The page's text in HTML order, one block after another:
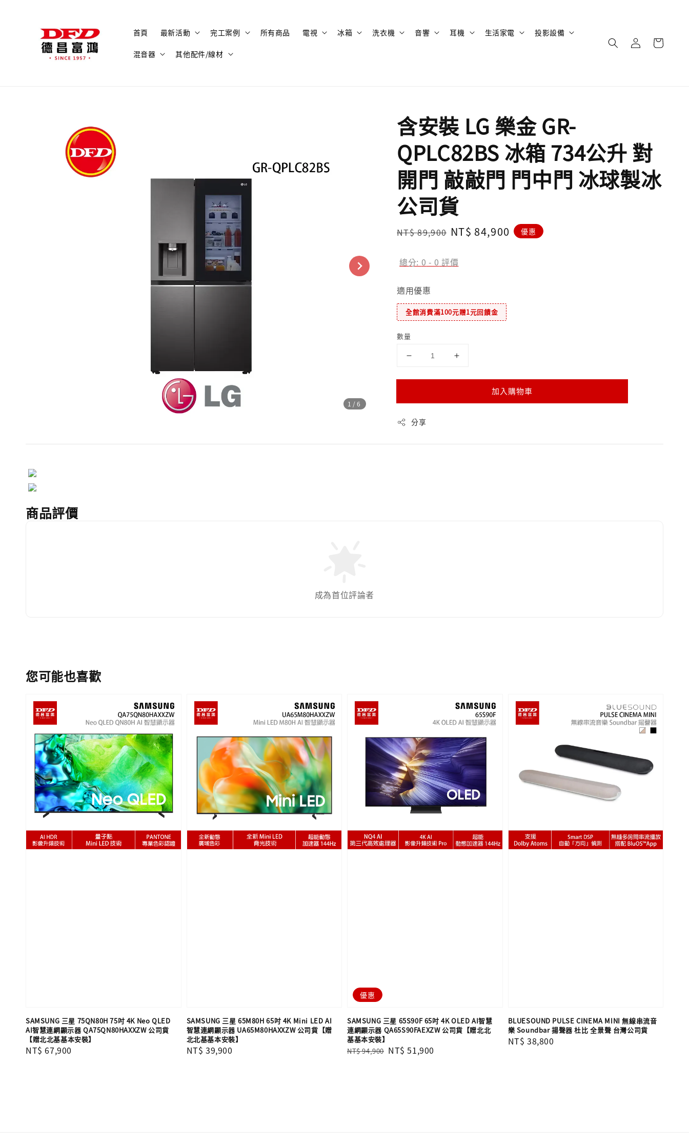
首頁 最新活動 完工案例 所有商品 電視 冰箱 洗衣機 音響 耳機 生活家電 投影設備
混音器 其他配件/線材
1 /6
含安裝 LG 樂金 GR-
QPLC82BS 冰箱 734公升 對
開門 敲敲門 門中門 冰球製冰
公司貨
Regular
NT$ 89,900 Sale
NT$ 84,900 優惠
總分: 0 - 0 評價
適用優惠
全館消費滿100元贈1元回饋金
數量
加入購物車
分享
商品評價
成為首位評論者
您可能也喜歡
SAMSUNG 三星 75QN80H 75吋 4K Neo QLED
AI智慧連網顯示器 QA75QN80HAXXZW 公司貨
【贈北北基基本安裝】
Regular
NT$ 67,900
SAMSUNG 三星 65M80H 65吋 4K Mini LED AI
智慧連網顯示器 UA65M80HAXXZW 公司貨【贈
北北基基本安裝】
Regular
NT$ 39,900
優惠
SAMSUNG 三星 65S90F 65吋 4K OLED AI智慧
連網顯示器 QA65S90FAEXZW 公司貨【贈北北
基基本安裝】
Regular
NT$ 94,900 Sale
NT$ 51,900
BLUESOUND PULSE CINEMA MINI 無線串流音
樂 Soundbar 揚聲器 杜比 全景聲 台灣公司貨
Regular
NT$ 38,800